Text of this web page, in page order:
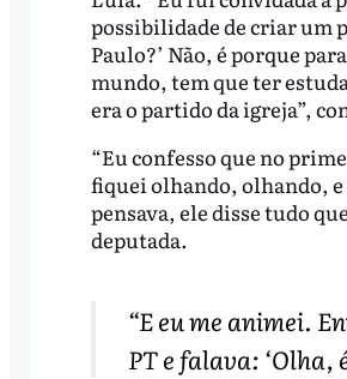
possibilidade de criar um
Paulo?’ Não, é porque
mundo, tem que ter
era o partido da igreja”,
“Eu confesso que no
fiquei olhando, olhando, e
pensava, ele disse tudo
deputada.
“E eu me animei.
PT e falava: